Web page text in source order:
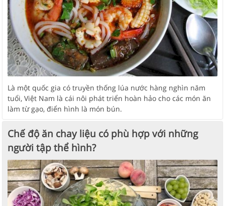
Là một quốc gia có truyền thống lúa nước hàng nghìn năm
tuổi, Việt Nam là cái nôi phát triển hoàn hảo cho các món ăn
làm từ gạo, điển hình là món bún.
Chế độ ăn chay liệu có phù hợp với những
người tập thể hình?